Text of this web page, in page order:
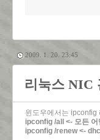
2009. 1. 20. 23:45
리눅스 NIC
윈도우에서는 ipconfig
ipconfig /all <- 모든 어
ipconfig /renew <-